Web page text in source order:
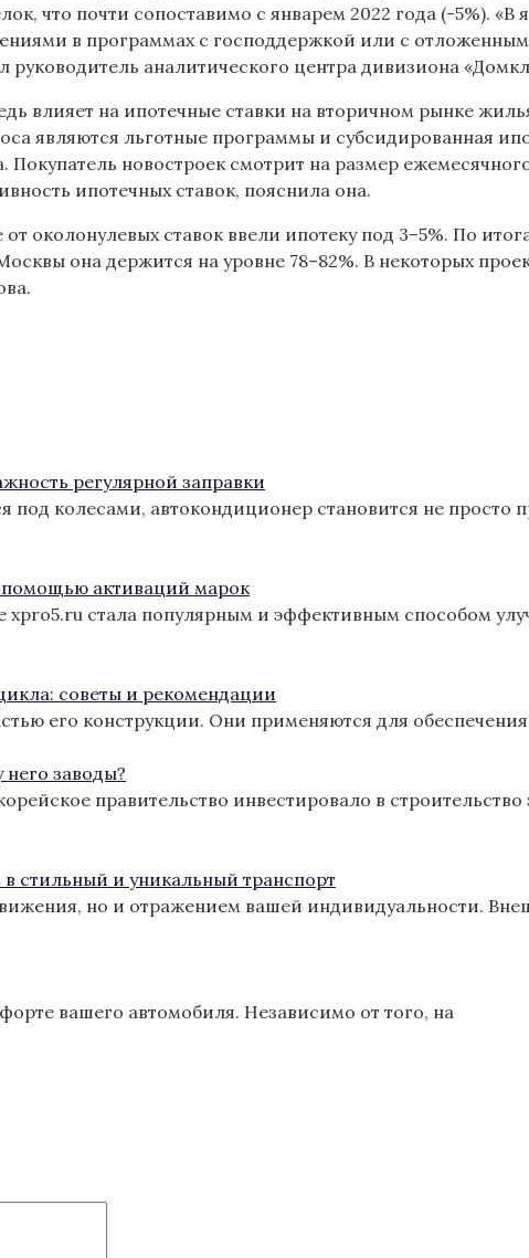
что почти сопоставимо с январем 2022 года (-5%).
в программах с господдержкой или с
руководитель аналитического центра дивизиона
влияет на ипотечные ставки на вторичном рынке
являются льготные программы и субсидированная
новостроек смотрит на размер
ипотечных ставок, пояснила она.
околонулевых ставок ввели ипотеку под 3–5%. По
она держится на уровне 78–82%. В некоторых
регулярной заправки
под колесами, автокондиционер становится не просто
активаций марок
xpro5.ru стала популярным и эффективным способом
советы и рекомендации
его конструкции. Они применяются для
заводы?
правительство инвестировало в строительство
стильный и уникальный транспорт
но и отражением вашей индивидуальности.
вашего автомобиля. Независимо от того, на